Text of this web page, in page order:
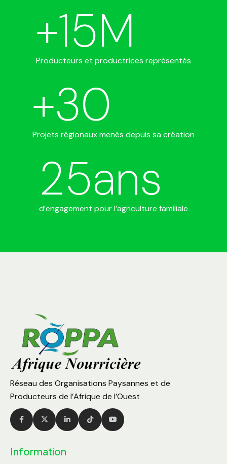
Producteurs et productrices représentés
+15M
Projets régionaux menés depuis sa création
+30
d’engagement pour l’agriculture familiale
25ans
Réseau des Organisations Paysannes et de
Producteurs de l’Afrique de l’Ouest
Information